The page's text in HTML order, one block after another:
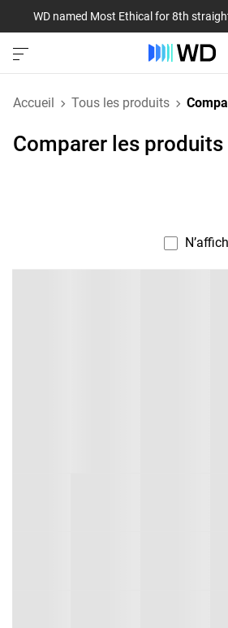
WD named Most Ethical for 8th
Accueil Tous les produits
Comparer les produits